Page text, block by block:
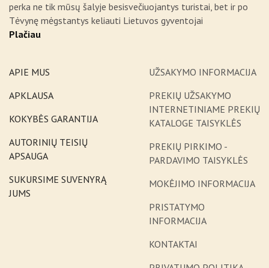
perka ne tik mūsų šalyje besisvečiuojantys turistai, bet ir po
Tėvynę mėgstantys keliauti Lietuvos gyventojai
Plačiau
APIE MUS
APKLAUSA
KOKYBĖS GARANTIJA
AUTORINIŲ TEISIŲ
APSAUGA
SUKURSIME SUVENYRĄ
JUMS
UŽSAKYMO INFORMACIJA
PREKIŲ UŽSAKYMO
INTERNETINIAME PREKIŲ
KATALOGE TAISYKLĖS
PREKIŲ PIRKIMO -
PARDAVIMO TAISYKLĖS
MOKĖJIMO INFORMACIJA
PRISTATYMO
INFORMACIJA
KONTAKTAI